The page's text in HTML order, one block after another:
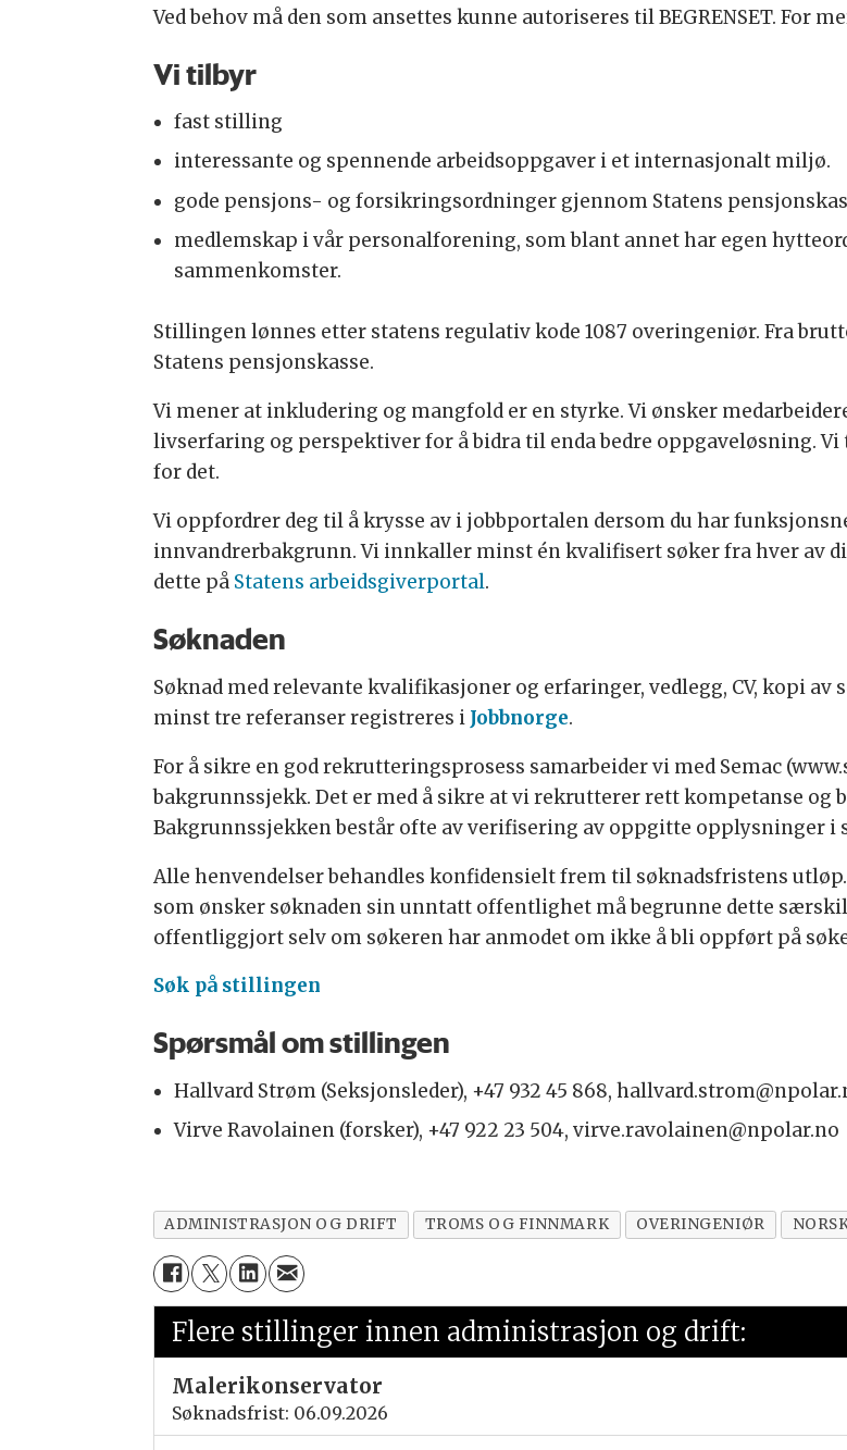
Ved behov må den som ansettes kunne autoriseres til BEGRENSET. For
Vi tilbyr
fast stilling
interessante og spennende arbeidsoppgaver i et internasjonalt miljø.
gode pensjons- og forsikringsordninger gjennom Statens
medlemskap i vår personalforening, som blant annet har egen
sammenkomster.
Stillingen lønnes etter statens regulativ kode 1087 overingeniør. Fra
Statens pensjonskasse.
Vi mener at inkludering og mangfold er en styrke. Vi ønsker
livserfaring og perspektiver for å bidra til enda bedre oppgaveløsning.
for det.
Vi oppfordrer deg til å krysse av i jobbportalen dersom du har
innvandrerbakgrunn. Vi innkaller minst én kvalifisert søker fra hver av
dette på Statens arbeidsgiverportal.
Søknaden
Søknad med relevante kvalifikasjoner og erfaringer, vedlegg, CV, kopi
minst tre referanser registreres iJobbnorge.
For å sikre en god rekrutteringsprosess samarbeider vi med Semac
bakgrunnssjekk. Det er med å sikre at vi rekrutterer rett kompetanse og
Bakgrunnssjekken består ofte av verifisering av oppgitte opplysninger i
Alle henvendelser behandles konfidensielt frem til søknadsfristens
som ønsker søknaden sin unntatt offentlighet må begrunne dette
offentliggjort selv om søkeren har anmodet om ikke å bli oppført på
Søk på stillingen
Spørsmål om stillingen
Hallvard Strøm (Seksjonsleder), +47 932 45 868,
Virve Ravolainen (forsker), +47 922 23 504, virve.ravolainen@npolar.no
ADMINISTRASJON OG DRIFT TROMS OG FINNMARK OVERINGENIØR
Flere stillinger innen administrasjon og drift:
Malerikonservator
Søknadsfrist: 06.09.2026